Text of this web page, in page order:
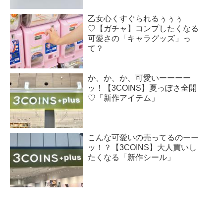
乙女心くすぐられるぅぅぅ
♡【ガチャ】コンプしたくなる
可愛さの「キャラグッズ」っ
て？
か、か、か、可愛いーーーー
ッ！【3COINS】夏っぽさ全開
♡「新作アイテム」
こんな可愛いの売ってるのーー
ッ！？【3COINS】大人買いし
たくなる「新作シール」